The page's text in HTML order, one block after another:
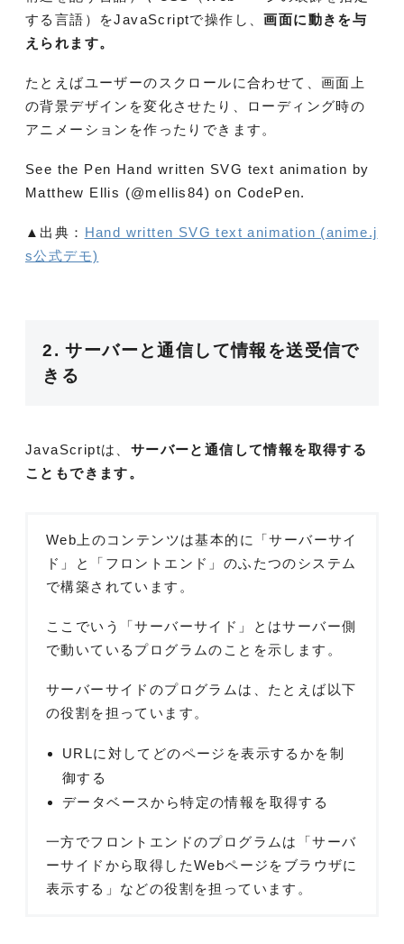
する言語）をJavaScriptで操作し、画面に動きを与
えられます。
たとえばユーザーのスクロールに合わせて、画面上
の背景デザインを変化させたり、ローディング時の
アニメーションを作ったりできます。
See the Pen Hand written SVG text animation by
Matthew Ellis (@mellis84) on CodePen.
▲出典： Hand written SVG text animation (anime.j
s公式デモ)
2. サーバーと通信して情報を送受信で
きる
JavaScriptは、 サーバーと通信して情報を取得する
こともできます。
Web上のコンテンツは基本的に「サーバーサイ
ド」と「フロントエンド」のふたつのシステム
で構築されています。
ここでいう「サーバーサイド」とはサーバー側
で動いているプログラムのことを示します。
サーバーサイドのプログラムは、たとえば以下
の役割を担っています。
URLに対してどのページを表示するかを制
御する
データベースから特定の情報を取得する
一方でフロントエンドのプログラムは「サーバ
ーサイドから取得したWebページをブラウザに
表示する」などの役割を担っています。